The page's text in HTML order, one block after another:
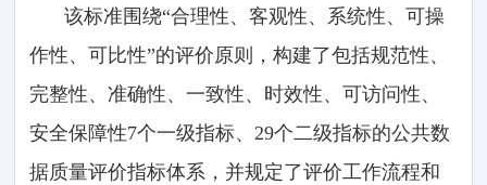
该标准围绕“合理性、客观性、系统性、可操
作性、可比性”的评价原则，构建了包括规范性、
完整性、准确性、一致性、时效性、可访问性、
安全保障性7个一级指标、29个二级指标的公共数
据质量评价指标体系，并规定了评价工作流程和